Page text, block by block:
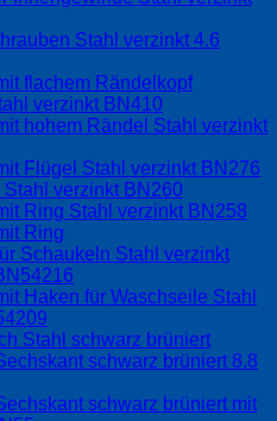
Stahl verzinkt 4.6
flachem Rändelkopf
verzinkt BN410
hohem Rändel Stahl verzinkt
Flügel Stahl verzinkt BN276
Stahl verzinkt BN260
Ring Stahl verzinkt BN258
Ring
Schaukeln Stahl verzinkt
Haken für Waschseile Stahl
Stahl schwarz brüniert
schwarz brüniert 8.8
schwarz brüniert mit